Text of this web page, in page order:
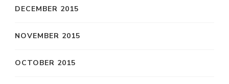
DECEMBER 2015
NOVEMBER 2015
OCTOBER 2015